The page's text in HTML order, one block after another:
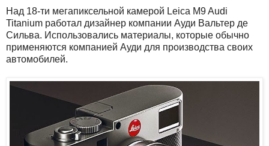
Над 18-ти мегапиксельной камерой Leica M9 Audi
Titanium работал дизайнер компании Ауди Вальтер де
Сильва. Использовались материалы, которые обычно
применяются компанией Ауди для производства своих
автомобилей.